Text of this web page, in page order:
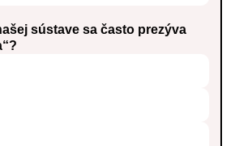
sústave sa často prezýva